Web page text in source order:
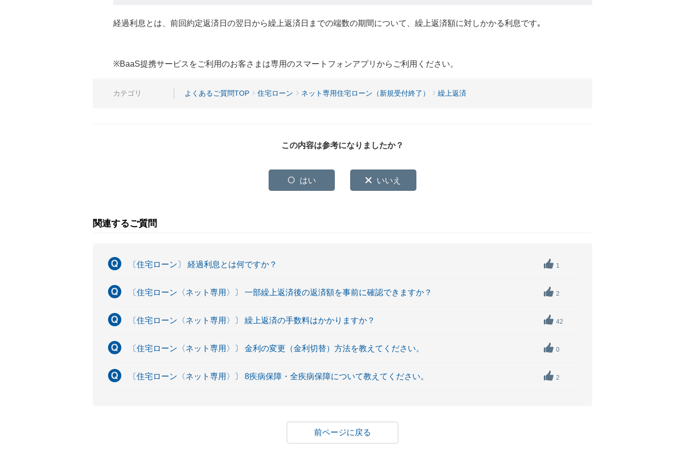
経過利息とは、前回約定返済日の翌日から繰上返済日までの端数の期間について、繰上返済額に対しかかる利息です｡
※BaaS提携サービスをご利用のお客さまは専用のスマートフォンアプリからご利用ください。
カテゴリ よくあるご質問TOP 住宅ローン ネット専用住宅ローン（新規受付終了） 繰上返済
この内容は参考になりましたか？
はい いいえ
関連するご質問
〔住宅ローン〕 経過利息とは何ですか？ 1
〔住宅ローン〈ネット専用〉〕 一部繰上返済後の返済額を事前に確認できますか？ 2
〔住宅ローン〈ネット専用〉〕 繰上返済の手数料はかかりますか？ 42
〔住宅ローン〈ネット専用〉〕 金利の変更（金利切替）方法を教えてください。 0
〔住宅ローン〈ネット専用〉〕 8疾病保障・全疾病保障について教えてください。 2
戻る